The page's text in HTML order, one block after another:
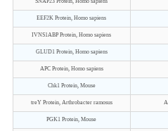
EEF2K Protein, Homo sapiens
IVNS1ABP Protein, Homo sapiens
GLUD1 Protein, Homo sapiens
APC Protein, Homo sapiens
Chk1 Protein, Mouse
treY Protein, Arthrobacter ramosus
PGK1 Protein, Mouse